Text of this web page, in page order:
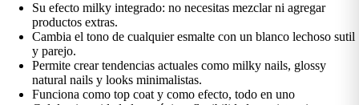
Su efecto milky integrado: no necesitas mezclar ni agregar
productos extras.
Cambia el tono de cualquier esmalte con un blanco lechoso sutil
y parejo.
Permite crear tendencias actuales como milky nails, glossy
natural nails y looks minimalistas.
Funciona como top coat y como efecto, todo en uno